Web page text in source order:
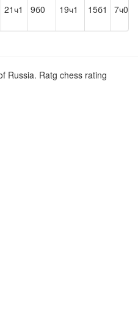
21ч1 9б0 19ч1 15б1 7ч0
Russia. Ratg chess rating